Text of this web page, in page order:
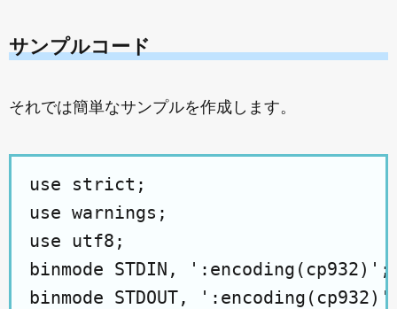
サンプルコード
それでは簡単なサンプルを作成します。
use strict;
use warnings;
use utf8;
binmode STDIN, ':encoding(cp932)';
binmode STDOUT,